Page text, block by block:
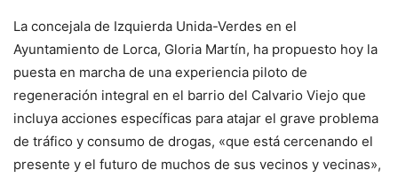
La concejala de Izquierda Unida-Verdes en el
Ayuntamiento de Lorca, Gloria Martín, ha propuesto hoy la
puesta en marcha de una experiencia piloto de
regeneración integral en el barrio del Calvario Viejo que
incluya acciones específicas para atajar el grave problema
de tráfico y consumo de drogas, «que está cercenando el
presente y el futuro de muchos de sus vecinos y vecinas»,